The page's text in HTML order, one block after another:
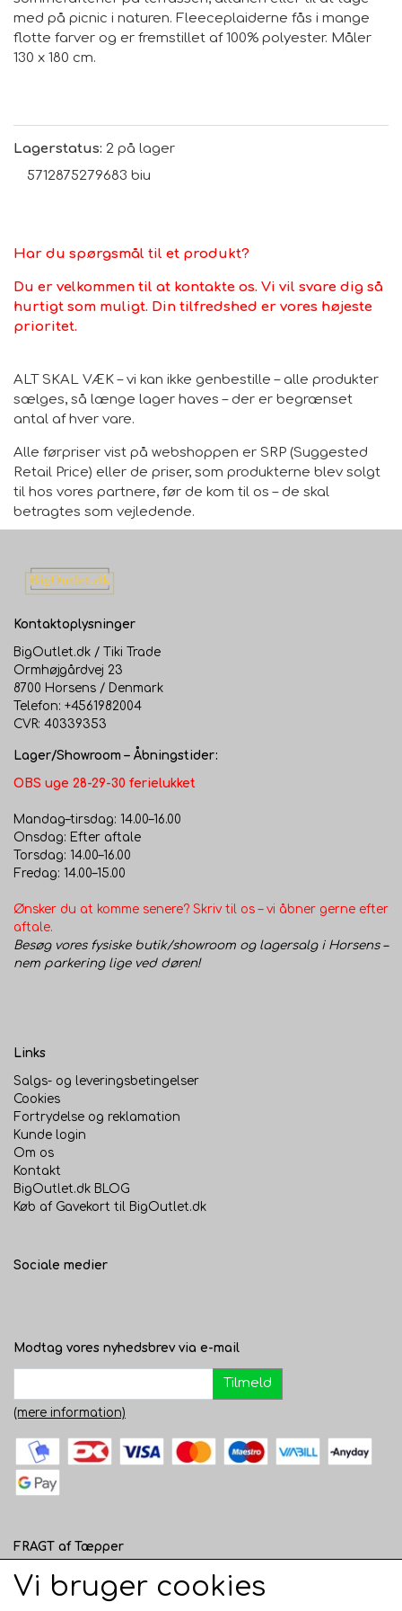
med på picnic i naturen. Fleeceplaiderne fås i mange
flotte farver og er fremstillet af 100% polyester. Måler
130 x 180 cm.
Lagerstatus: 2 på lager
5712875279683 biu
Har du spørgsmål til et produkt?
Du er velkommen til at kontakte os. Vi vil svare dig så
hurtigt som muligt. Din tilfredshed er vores højeste
prioritet.
ALT SKAL VÆK – vi kan ikke genbestille – alle produkter
sælges, så længe lager haves – der er begrænset
antal af hver vare.
Alle førpriser vist på webshoppen er SRP (Suggested
Retail Price) eller de priser, som produkterne blev solgt
til hos vores partnere, før de kom til os – de skal
betragtes som vejledende.
Kontaktoplysninger
BigOutlet.dk / Tiki Trade
Ormhøjgårdvej 23
8700 Horsens / Denmark
Telefon: +4561982004
CVR: 40339353
Lager/Showroom – Åbningstider:
OBS uge 28-29-30 ferielukket
Mandag–tirsdag: 14.00–16.00
Onsdag: Efter aftale
Torsdag: 14.00–16.00
Fredag: 14.00–15.00
Ønsker du at komme senere? Skriv til os – vi åbner gerne efter
aftale.
Besøg vores fysiske butik/showroom og lagersalg i Horsens –
nem parkering lige ved døren!
Links
Salgs- og leveringsbetingelser
Cookies
Fortrydelse og reklamation
Kunde login
Om os
Kontakt
BigOutlet.dk BLOG
Køb af Gavekort til BigOutlet.dk
Sociale medier
Modtag vores nyhedsbrev via e-mail
Tilmeld
(mere information)
FRAGT af Tæpper
1 - 120 cm bred - 49 kr. til pakkeshop eller 82 kr.
hjemmelevering
Vi bruger cookies